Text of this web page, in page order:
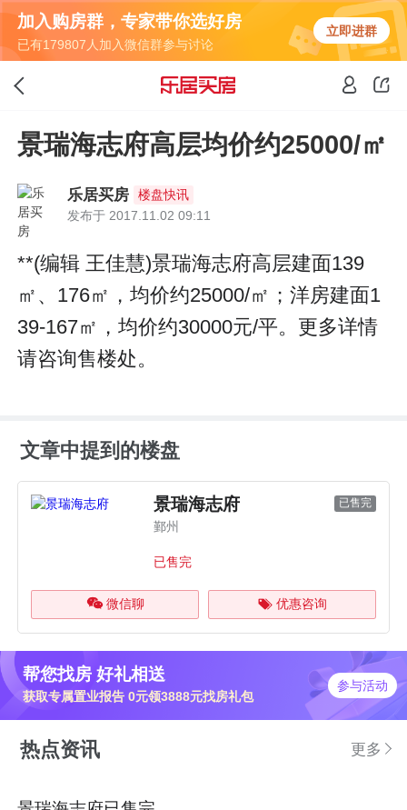
加入购房群，专家带你选好房
已有179807人加入微信群参与讨论
立即进群
景瑞海志府高层均价约25000/㎡
乐居买房
楼盘快讯
发布于 2017.11.02 09:11
**(编辑 王佳慧)景瑞海志府高层建面139
㎡、176㎡，均价约25000/㎡；洋房建面1
39-167㎡，均价约30000元/平。更多详情
请咨询售楼处。
文章中提到的楼盘
景瑞海志府 已售完
鄞州
已售完
微信聊 优惠咨询
帮您找房 好礼相送
获取专属置业报告 0元领3888元找房礼包
参与活动
热点资讯 更多